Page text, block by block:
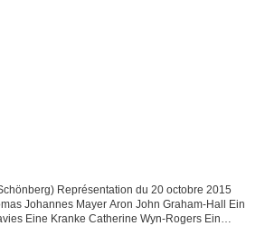
Représentation du 20 octobre 2015
Johannes Mayer Aron John Graham-Hall Ein
Eine Kranke Catherine Wyn-Rogers Ein